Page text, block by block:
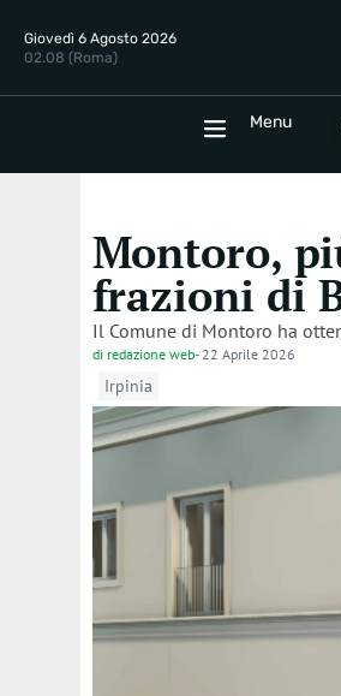
Giovedì 6 Agosto 2026
02.08 (Roma)
Menu
Home
Montoro,
frazioni di
Il Comune di Montoro ha
di redazione web- 22 Aprile 2026
Irpinia